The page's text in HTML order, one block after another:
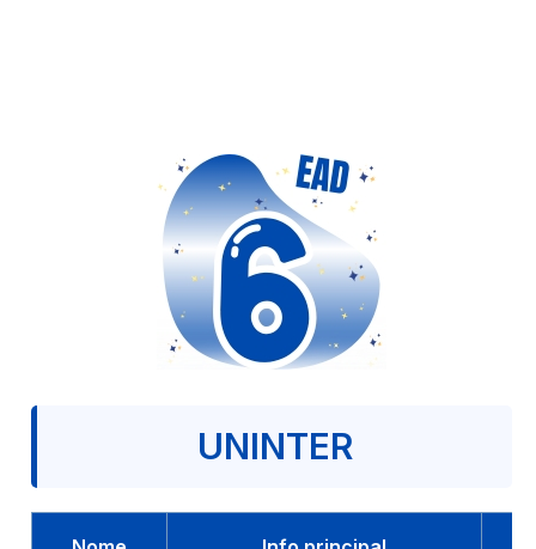
UNINTER